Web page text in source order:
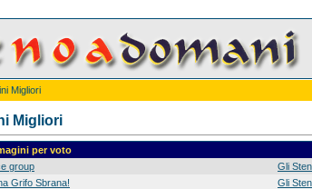
Migliori
Migliori
per voto
group Gli
Grifo Sbrana! Gli